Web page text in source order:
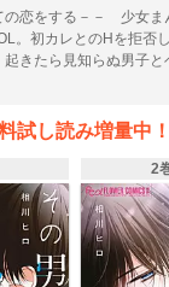
の恋をする－－ 少女ま
。初カレとのHを拒否
起きたら見知らぬ男子
ジュアルのイケメン男
、夢みたいな初めての
、こんな恋にはハマら
戦スタート！！
試し読み増量中
2